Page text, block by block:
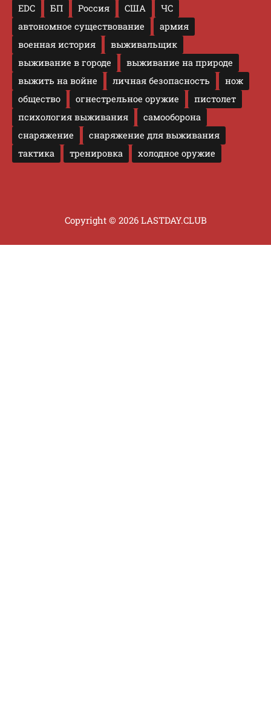
EDC БП Россия США
ЧС
автономное существование
армия
военная история
выживальщик
выживание в городе
выживание на природе
выжить на войне
личная безопасность
нож
общество
огнестрельное оружие
пистолет
психология выживания
самооборона
снаряжение
снаряжение для выживания
тактика
тренировка холодное оружие
Copyright © 2026 LASTDAY.CLUB